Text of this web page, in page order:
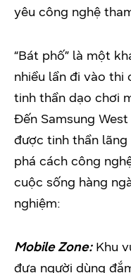
yêu công nghệ
“Bát phố” là một
nhiều lần đi vào thi
tinh thần dạo chơi
Đến Samsung
được tinh thần
phá cách công
cuộc sống hàng
nghiệm:
Mobile Zone:Khu
đưa người dùng